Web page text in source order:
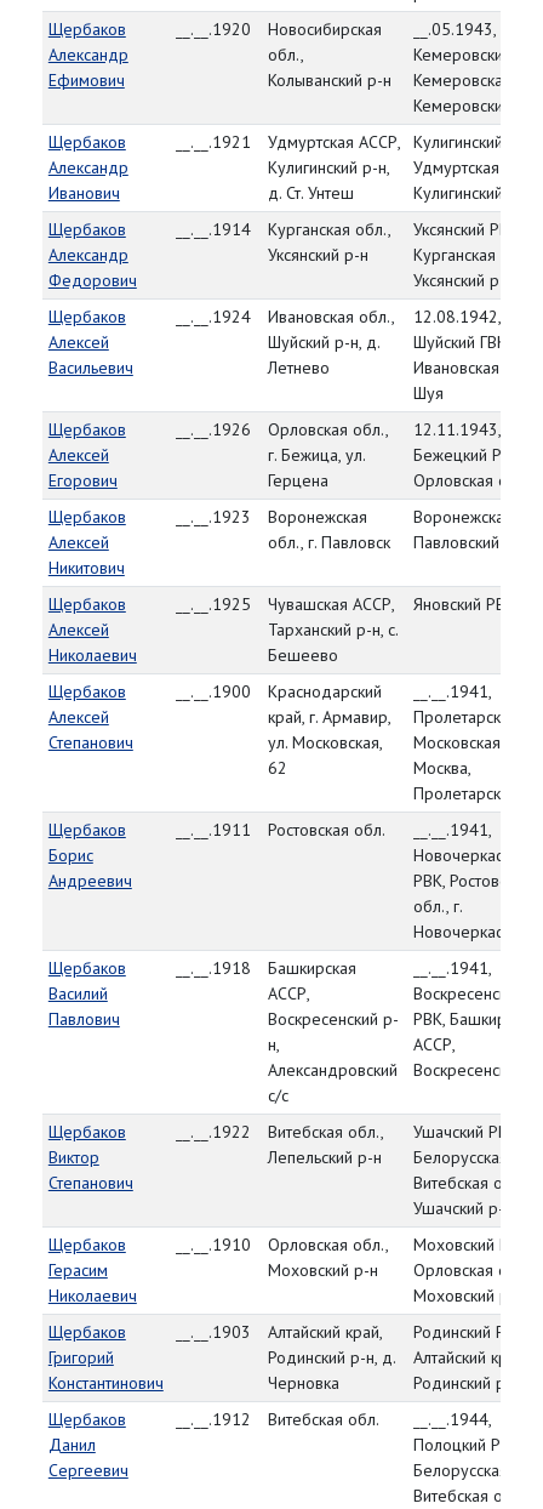
Щербаков
Александр
Ефимович
__.__.1920
Новосибирская
обл.,
Колыванский р-н
__.05.1943,
Кемеровский
Кемеровская
Кемеровский р-н
Щербаков
Александр
Иванович
__.__.1921
Удмуртская АССР,
Кулигинский р-н,
д. Ст. Унтеш
Кулигинский РВК,
Удмуртская
Кулигинский р-н
Щербаков
Александр
Федорович
__.__.1914
Курганская обл.,
Уксянский р-н
Уксянский РВК,
Курганская обл.,
Уксянский р-н
Щербаков
Алексей
Васильевич
__.__.1924
Ивановская обл.,
Шуйский р-н, д.
Летнево
12.08.1942,
Шуйский ГВК,
Ивановская обл.,
Шуя
Щербаков
Алексей
Егорович
__.__.1926
Орловская обл.,
г. Бежица, ул.
Герцена
12.11.1943,
Бежецкий РВК,
Орловская обл.
Щербаков
Алексей
Никитович
__.__.1923
Воронежская
обл., г. Павловск
Воронежская
Павловский РВК
Щербаков
Алексей
Николаевич
__.__.1925
Чувашская АССР,
Тарханский р-н, с.
Бешеево
Яновский РВК
Щербаков
Алексей
Степанович
__.__.1900
Краснодарский
край, г. Армавир,
ул. Московская,
62
__.__.1941,
Пролетарский
Московская обл.,
Москва,
Пролетарский р-
Щербаков
Борис
Андреевич
__.__.1911 Ростовская обл.
__.__.1941,
Новочеркасский
РВК, Ростовская
обл., г.
Новочеркасск
Щербаков
Василий
Павлович
__.__.1918
Башкирская
АССР,
Воскресенский р-
н,
Александровский
с/с
__.__.1941,
Воскресенский
РВК, Башкирская
АССР,
Воскресенский
Щербаков
Виктор
Степанович
__.__.1922
Витебская обл.,
Лепельский р-н
Ушачский РВК,
Белорусская
Витебская обл.,
Ушачский р-н
Щербаков
Герасим
Николаевич
__.__.1910
Орловская обл.,
Моховский р-н
Моховский РВК,
Орловская обл.,
Моховский р-н
Щербаков
Григорий
Константинович
__.__.1903
Алтайский край,
Родинский р-н, д.
Черновка
Родинский РВК,
Алтайский край,
Родинский р-н
Щербаков
Данил
Сергеевич
__.__.1912 Витебская обл.
__.__.1944,
Полоцкий РВК,
Белорусская
Витебская обл.,